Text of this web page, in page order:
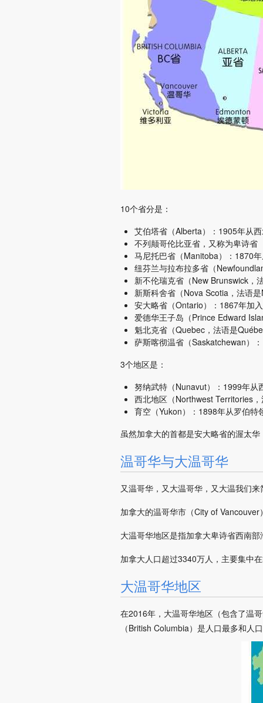
10个省分是：
艾伯塔省（Alberta）：1905年从
不列颠哥伦比亚省，又称为卑诗
马尼托巴省（Manitoba）：1870
纽芬兰与拉布拉多省（
新不伦瑞克省（New Brunswick，
新斯科舍省（Nova Scotia，法语
安大略省（Ontario）：1867年加
爱德华王子岛（Prince Edward
魁北克省（Quebec，法语是
萨斯喀彻温省（Saskatchewan）
3个地区是：
努纳武特（Nunavut）：1999年从
西北地区（Northwest Territories
育空（Yukon）：1898年从罗伯特
虽然加拿大的首都是安大略省的渥太
温哥华与大温哥华
又温哥华，又大温哥华，又大温我们
加拿大的温哥华市（City of
大温哥华地区是指加拿大卑诗省西南
加拿大人口超过3340万人，主要集中
大温哥华地区
在2016年，大温哥华地区（包含了温
（British Columbia）是人口最多和人